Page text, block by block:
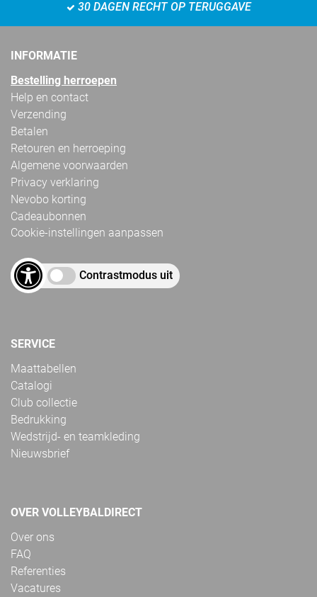
30 DAGEN RECHT OP TERUGGAVE
INFORMATIE
Bestelling herroepen
Help en contact
Verzending
Betalen
Retouren en herroeping
Algemene voorwaarden
Privacy verklaring
Nevobo korting
Cadeaubonnen
Cookie-instellingen aanpassen
Contrastmodus uit
SERVICE
Maattabellen
Catalogi
Club collectie
Bedrukking
Wedstrijd- en teamkleding
Nieuwsbrief
OVER VOLLEYBALDIRECT
Over ons
FAQ
Referenties
Vacatures